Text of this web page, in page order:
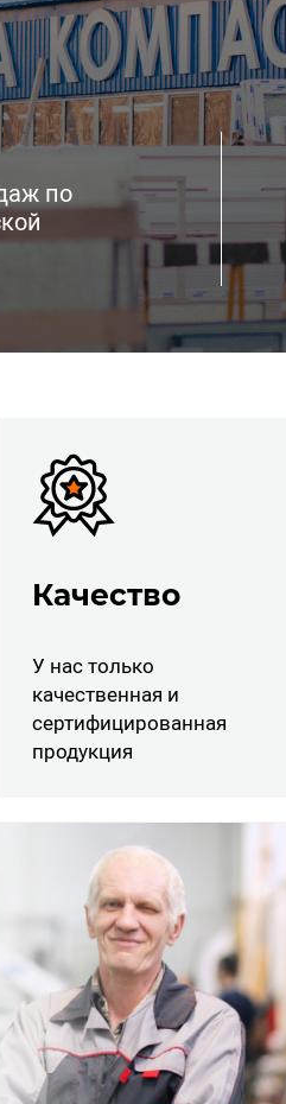
по
Качество
У нас только
качественная и
сертифицированная
продукция